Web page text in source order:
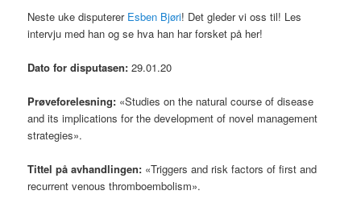
Neste uke disputerer Esben Bjøri! Det gleder vi oss til! Les
intervju med han og se hva han har forsket på her!
Dato for disputasen: 29.01.20
Prøveforelesning: «Studies on the natural course of disease
and its implications for the development of novel management
strategies».
Tittel på avhandlingen: «Triggers and risk factors of first and
recurrent venous thromboembolism».